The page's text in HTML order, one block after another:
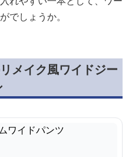
のラインをすっきりと見せ
ァッションを格上げしてく
ングも映え、休日のリラッ
ーンズです。
れやすい一本として、ワー
でしょうか。